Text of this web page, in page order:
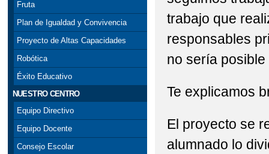
Fruta
Plan de Igualdad y Convivencia
Proyecto de Altas Capacidades
Robótica
Éxito Educativo
NUESTRO CENTRO
Equipo Directivo
Equipo Docente
Consejo Escolar
trabajo que
responsables
no sería
Te explicamos
El proyecto se
alumnado lo